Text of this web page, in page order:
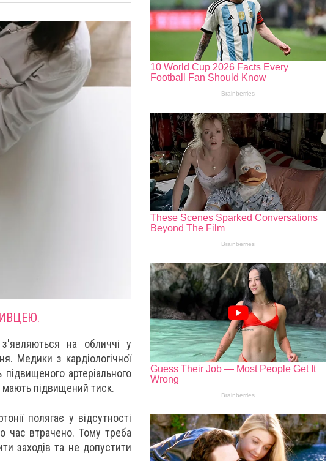
на обличчі у
Медики з кардіологічної
артеріального
підвищений тиск.
полягає у відсутності
час втрачено. Тому треба
заходів та не допустити